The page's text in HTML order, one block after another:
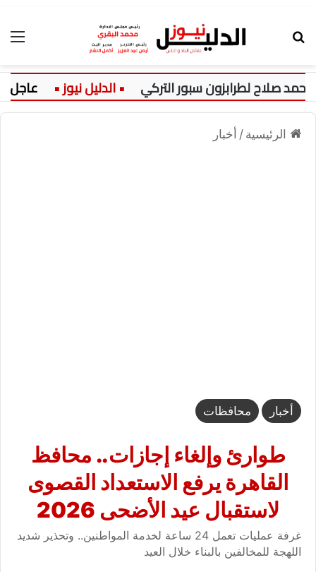
لطرابزون سبور التركي عاجل:
الرئيسية / أخبار
أخبار محافظات
طوارئ وإلغاء إجازات.. محافظ
القاهرة يرفع الاستعداد القصوى
لاستقبال عيد الأضحى 2026
غرفة عمليات تعمل 24 ساعة لخدمة المواطنين.. وتحذير شديد
اللهجة للمخالفين بالبناء خلال العيد